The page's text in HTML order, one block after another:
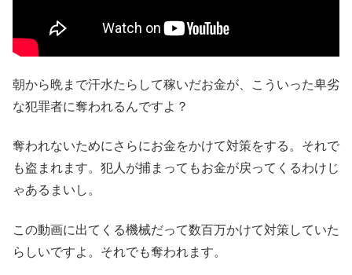
朝から晩まで汗水たらして稼いだお金が、こういった卑劣
な犯罪者に奪われるんですよ？
奪われないためにさらにお金をかけて対策をする。それで
も盗まれます。犯人が捕まってもお金が戻ってくるわけじ
ゃあるまいし。
この動画に出てくる機械だって数百万かけて対策していた
らしいですよ。それでも奪われます。